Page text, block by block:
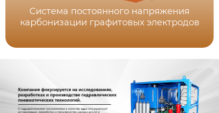
Система постоянного напряжения
карбонизации графитовых электродов